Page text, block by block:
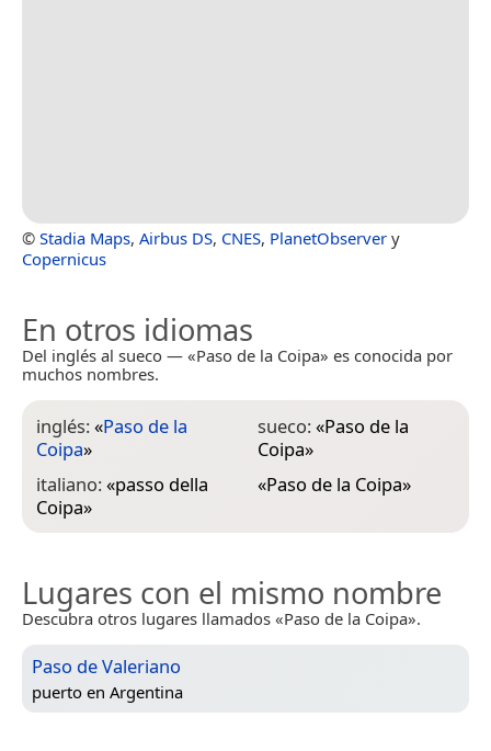
© Stadia Maps, Airbus DS, CNES, PlanetObserver y
Copernicus
En otros idiomas
Del inglés al sueco — «Paso de la Coipa» es conocida por
muchos nombres.
inglés:«Paso de la
Coipa»
italiano:«passo della
Coipa»
sueco:«Paso de la
Coipa»
«Paso de la Coipa»
Lugares con el mismo nombre
Descubra otros lugares llamados «Paso de la Coipa».
Paso de Valeriano
puerto en Argentina